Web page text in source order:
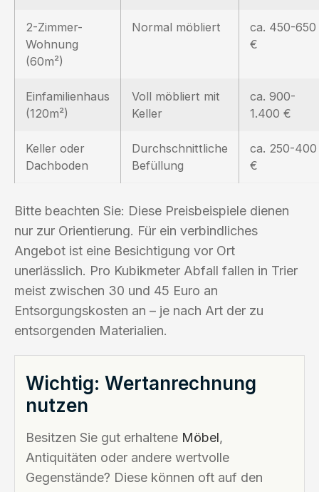
2-Zimmer-
Wohnung
(60m²)
Normal möbliert
ca. 450-650
€
Einfamilienhaus
(120m²)
Voll möbliert mit
Keller
ca. 900-
1.400 €
Keller oder
Dachboden
Durchschnittliche
Befüllung
ca. 250-400
€
Bitte beachten Sie: Diese Preisbeispiele dienen
nur zur Orientierung. Für ein verbindliches
Angebot ist eine Besichtigung vor Ort
unerlässlich. Pro Kubikmeter Abfall fallen in Trier
meist zwischen 30 und 45 Euro an
Entsorgungskosten an – je nach Art der zu
entsorgenden Materialien.
Wichtig: Wertanrechnung
nutzen
Besitzen Sie gut erhaltene Möbel,
Antiquitäten oder andere wertvolle
Gegenstände? Diese können oft auf den